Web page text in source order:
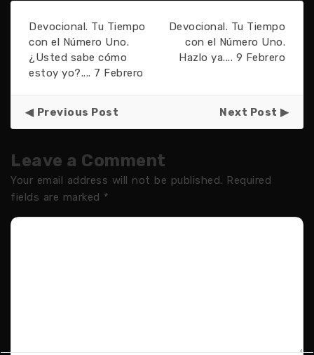
Devocional. Tu Tiempo
con el Número Uno.
¿Usted sabe cómo
estoy yo?.... 7 Febrero
Devocional. Tu Tiempo
con el Número Uno.
Hazlo ya.... 9 Febrero
Previous Post Next Post
Leave a Comment
Your email address will not be published. Required
fields are marked *